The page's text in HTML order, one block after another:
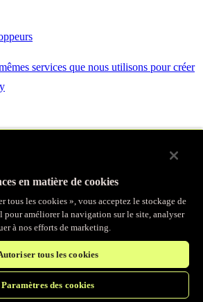
services que nous utilisons pour créer
et intégrée à la suite complète de
de travail d’IA et gagnez en efficacité
en matière de cookies
tous les cookies », vous acceptez le stockage de
pour améliorer la navigation sur le site, analyser
à nos efforts de marketing.
tous les cookies
Paramètres des cookies